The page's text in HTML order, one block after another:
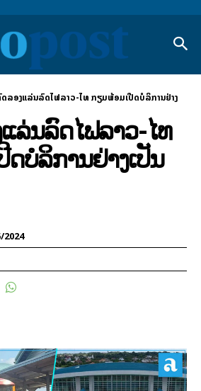
ລອງແລ່ນລົດໄຟລາວ-ໄທ ກຽມພ້ອມເປີດບໍລິການຢ່າງ
ລ່ນລົດໄຟລາວ-ໄທ
ບໍລິການຢ່າງເປັນ
2024